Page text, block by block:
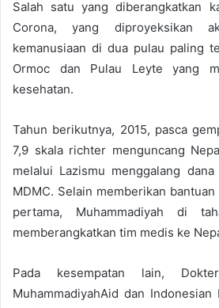
Salah satu yang diberangkatkan
Corona, yang diproyeksikan
kemanusiaan di dua pulau paling
Ormoc dan Pulau Leyte yang
kesehatan.
Tahun berikutnya, 2015, pasca
7,9 skala richter menguncang
melalui Lazismu menggalang
MDMC. Selain memberikan
pertama, Muhammadiyah di
memberangkatkan tim medis ke
Pada kesempatan lain,
MuhammadiyahAid dan Indonesian